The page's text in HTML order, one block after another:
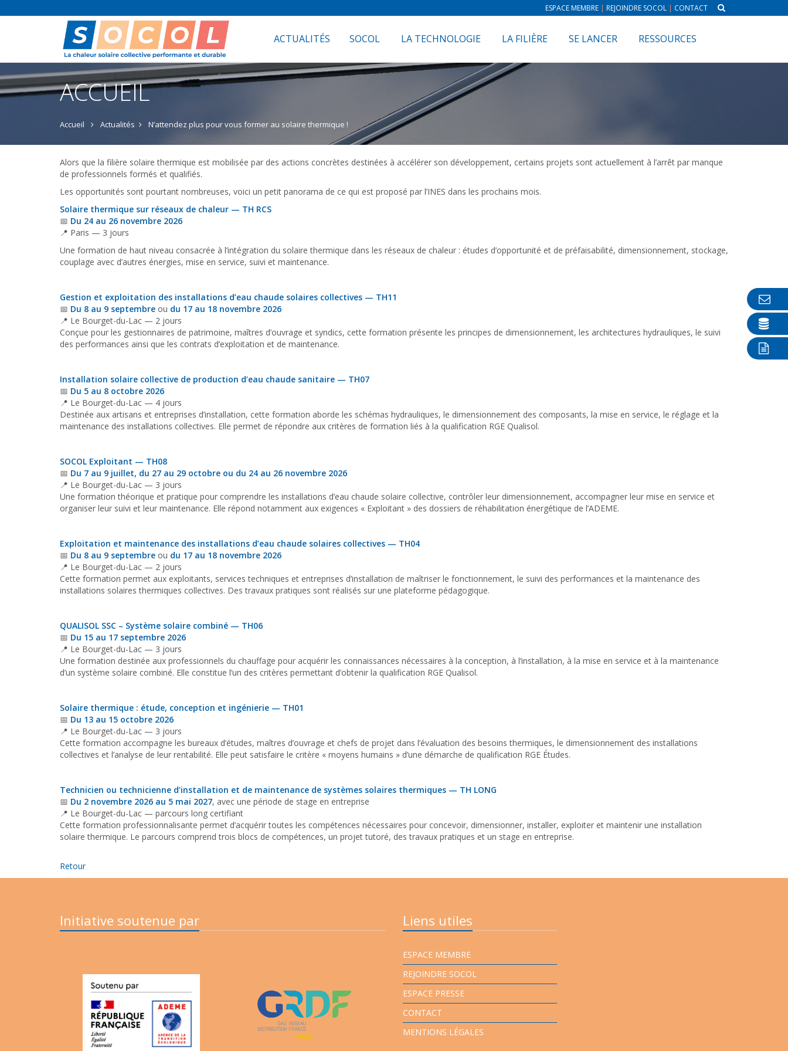
ESPACE MEMBRE | REJOINDRE SOCOL | CONTACT
ACTUALITÉS SOCOL LA TECHNOLOGIE LA FILIÈRE SE LANCER RESSOURCES
ACCUEIL
Accueil Actualités N’attendez plus pour vous former au solaire thermique !
Alors que la filière solaire thermique est mobilisée par des actions concrètes destinées à accélérer son développement, certains projets sont actuellement à l’arrêt par manque
de professionnels formés et qualifiés.
Les opportunités sont pourtant nombreuses, voici un petit panorama de ce qui est proposé par l’INES dans les prochains mois.
Solaire thermique sur réseaux de chaleur — TH RCS
📅 Du 24 au 26 novembre 2026
📍 Paris — 3 jours
Une formation de haut niveau consacrée à l’intégration du solaire thermique dans les réseaux de chaleur : études d’opportunité et de préfaisabilité, dimensionnement, stockage,
couplage avec d’autres énergies, mise en service, suivi et maintenance.
Gestion et exploitation des installations d’eau chaude solaires collectives — TH11
📅 Du 8 au 9 septembre ou du 17 au 18 novembre 2026
📍 Le Bourget-du-Lac — 2 jours
Conçue pour les gestionnaires de patrimoine, maîtres d’ouvrage et syndics, cette formation présente les principes de dimensionnement, les architectures hydrauliques, le suivi
des performances ainsi que les contrats d’exploitation et de maintenance.
Installation solaire collective de production d’eau chaude sanitaire — TH07
📅 Du 5 au 8 octobre 2026
📍 Le Bourget-du-Lac — 4 jours
Destinée aux artisans et entreprises d’installation, cette formation aborde les schémas hydrauliques, le dimensionnement des composants, la mise en service, le réglage et la
maintenance des installations collectives. Elle permet de répondre aux critères de formation liés à la qualification RGE Qualisol.
SOCOL Exploitant — TH08
📅 Du 7 au 9 juillet, du 27 au 29 octobre ou du 24 au 26 novembre 2026
📍 Le Bourget-du-Lac — 3 jours
Une formation théorique et pratique pour comprendre les installations d’eau chaude solaire collective, contrôler leur dimensionnement, accompagner leur mise en service et
organiser leur suivi et leur maintenance. Elle répond notamment aux exigences « Exploitant » des dossiers de réhabilitation énergétique de l’ADEME.
Exploitation et maintenance des installations d’eau chaude solaires collectives — TH04
📅 Du 8 au 9 septembre ou du 17 au 18 novembre 2026
📍 Le Bourget-du-Lac — 2 jours
Cette formation permet aux exploitants, services techniques et entreprises d’installation de maîtriser le fonctionnement, le suivi des performances et la maintenance des
installations solaires thermiques collectives. Des travaux pratiques sont réalisés sur une plateforme pédagogique.
QUALISOL SSC – Système solaire combiné — TH06
📅 Du 15 au 17 septembre 2026
📍 Le Bourget-du-Lac — 3 jours
Une formation destinée aux professionnels du chauffage pour acquérir les connaissances nécessaires à la conception, à l’installation, à la mise en service et à la maintenance
d’un système solaire combiné. Elle constitue l’un des critères permettant d’obtenir la qualification RGE Qualisol.
Solaire thermique : étude, conception et ingénierie — TH01
📅 Du 13 au 15 octobre 2026
📍 Le Bourget-du-Lac — 3 jours
Cette formation accompagne les bureaux d’études, maîtres d’ouvrage et chefs de projet dans l’évaluation des besoins thermiques, le dimensionnement des installations
collectives et l’analyse de leur rentabilité. Elle peut satisfaire le critère « moyens humains » d’une démarche de qualification RGE Études.
Technicien ou technicienne d’installation et de maintenance de systèmes solaires thermiques — TH LONG
📅 Du 2 novembre 2026 au 5 mai 2027, avec une période de stage en entreprise
📍 Le Bourget-du-Lac — parcours long certifiant
Cette formation professionnalisante permet d’acquérir toutes les compétences nécessaires pour concevoir, dimensionner, installer, exploiter et maintenir une installation
solaire thermique. Le parcours comprend trois blocs de compétences, un projet tutoré, des travaux pratiques et un stage en entreprise.
Retour
Initiative soutenue par Liens utiles
ESPACE MEMBRE
REJOINDRE SOCOL
ESPACE PRESSE
CONTACT
MENTIONS LÉGALES